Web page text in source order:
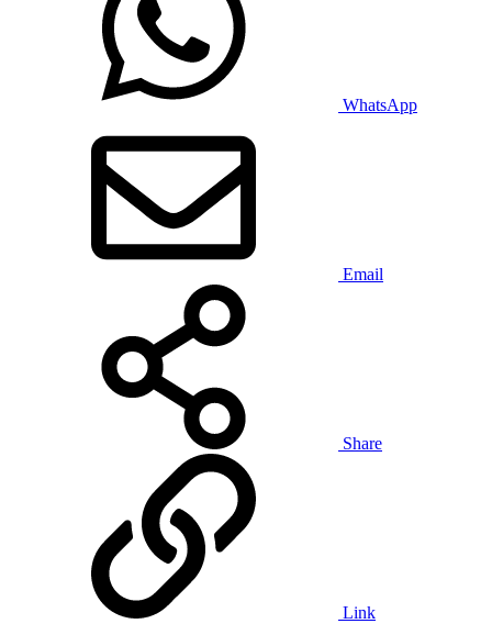
WhatsApp
Email
Share
Link